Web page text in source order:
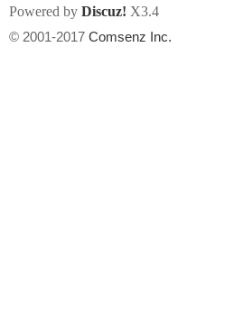
Powered by Discuz! X3.4
© 2001-2017 Comsenz Inc.